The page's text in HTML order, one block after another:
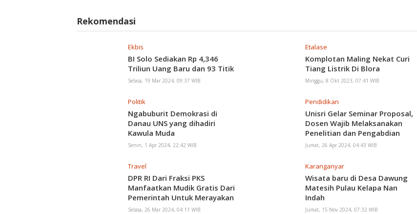
Rekomendasi
Ekbis
BI Solo Sediakan Rp 4,346
Triliun Uang Baru dan 93 Titik
Selasa, 19 Mar 2024, 09:37 WIB
Etalase
Komplotan Maling Nekat Curi
Tiang Listrik Di Blora
Minggu, 8 Okt 2023, 07:41 WIB
Politik
Ngabuburit Demokrasi di
Danau UNS yang dihadiri
Kawula Muda
Senin, 1 Apr 2024, 22:42 WIB
Pendidikan
Unisri Gelar Seminar Proposal,
Dosen Wajib Melaksanakan
Penelitian dan Pengabdian
Masyarakat.
Jumat, 26 Apr 2024, 04:43 WIB
Travel
DPR RI Dari Fraksi PKS
Manfaatkan Mudik Gratis Dari
Pemerintah Untuk Merayakan
Lebaran 2024
Selasa, 26 Mar 2024, 04:11 WIB
Karanganyar
Wisata baru di Desa Dawung
Matesih Pulau Kelapa Nan
Indah
Jumat, 15 Nov 2024, 07:32 WIB